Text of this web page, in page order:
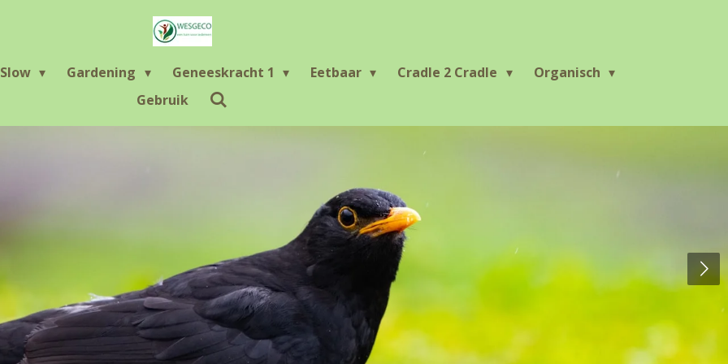
Slow Gardening Geneeskracht 1 Eetbaar Cradle 2 Cradle
Organisch
Gebruik